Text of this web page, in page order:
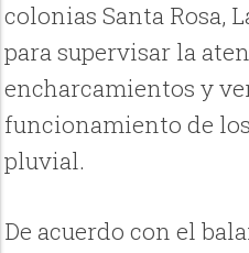
colonias Santa Rosa,
para supervisar la
encharcamientos y
funcionamiento de
pluvial.
De acuerdo con el